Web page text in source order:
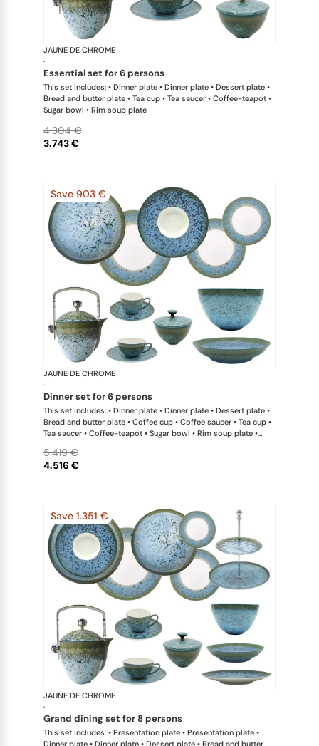
JAUNE DE CHROME
·
essential set for 6 persons
This set includes: • Dinner plate • Dinner plate • Dessert plate •
Bread and butter plate • Tea cup • Tea saucer • Coffee-teapot •
Sugar bowl • Rim soup plate
3.743 €
4.304 €
Save 903 €
JAUNE DE CHROME
·
dinner set for 6 persons
This set includes: • Dinner plate • Dinner plate • Dessert plate •
Bread and butter plate • Coffee cup • Coffee saucer • Tea cup •
Tea saucer • Coffee-teapot • Sugar bowl • Rim soup plate •
4.516 €
5.419 €
Save 1.351 €
JAUNE DE CHROME
·
grand dining set for 8 persons
This set includes: • Presentation plate • Presentation plate •
Dinner plate • Dinner plate • Dessert plate • Bread and butter